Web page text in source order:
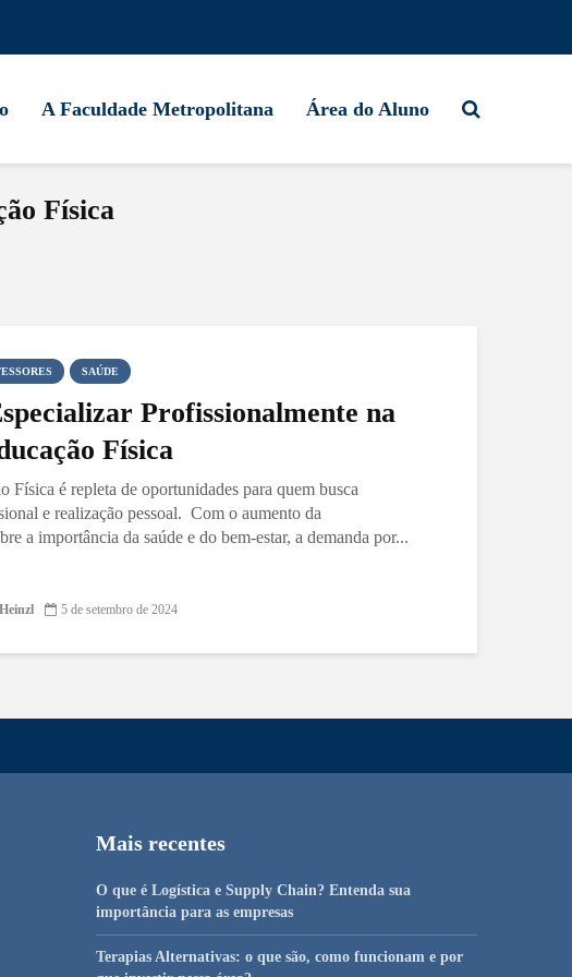
A Faculdade Metropolitana Área do Aluno
Física
SAÚDE
Profissionalmente na
Física
Física é repleta de oportunidades para quem busca
e realização pessoal. Com o aumento da
a importância da saúde e do bem-estar, a demanda por...
5 de setembro de 2024
Mais recentes
O que é Logística e Supply Chain? Entenda sua
importância para as empresas
Terapias Alternativas: o que são, como funcionam e por